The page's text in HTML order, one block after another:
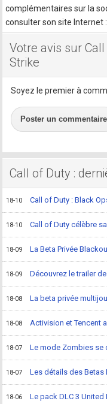
complémentaires sur la
consulter son site Internet
Votre avis sur
Strike
Soyez le premier à
Poster un commentaire
Call of Duty :
18-10 Call of Duty : Black
18-10 Call of Duty célèbre
18-09 La Beta Privée
18-09 Découvrez le trailer
18-08 La beta privée
18-08 Activision et Tencent
18-07 Le mode Zombies se
18-07 Les détails des
18-06 Le pack DLC 3